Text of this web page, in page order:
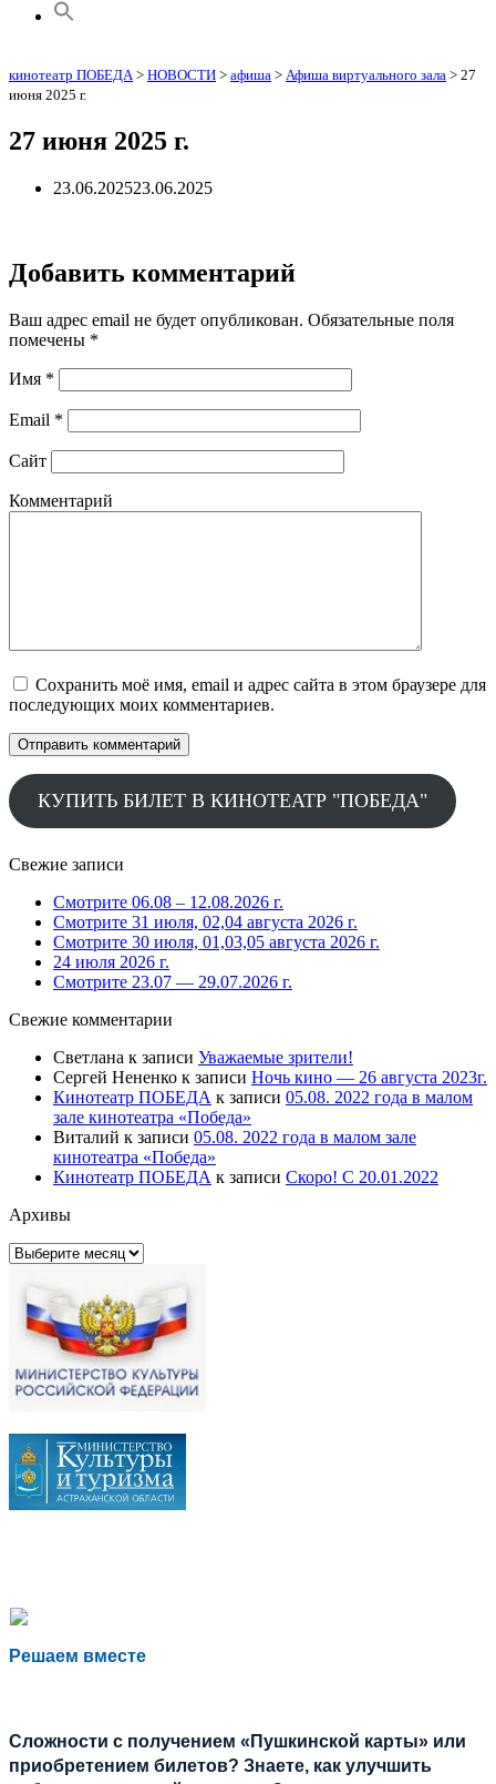
кинотеатр ПОБЕДА> НОВОСТИ > афиша > Афиша виртуального зала > 27
июня 2025 г.
27 июня 2025 г.
23.06.202523.06.2025
Добавить комментарий
Ваш адрес email не будет опубликован. Обязательные поля
помечены *
Имя *
Email *
Сайт
Комментарий
Сохранить моё имя, email и адрес сайта в этом браузере для
последующих моих комментариев.
КУПИТЬ БИЛЕТ В КИНОТЕАТР "ПОБЕДА"
Свежие записи
Смотрите 06.08 – 12.08.2026 г.
Смотрите 31 июля, 02,04 августа 2026 г.
Смотрите 30 июля, 01,03,05 августа 2026 г.
24 июля 2026 г.
Смотрите 23.07 — 29.07.2026 г.
Свежие комментарии
Светлана к записи Уважаемые зрители!
Сергей Нененко к записи Ночь кино — 26 августа 2023г.
Кинотеатр ПОБЕДА к записи 05.08. 2022 года в малом
зале кинотеатра «Победа»
Виталий к записи 05.08. 2022 года в малом зале
кинотеатра «Победа»
Кинотеатр ПОБЕДА к записи Скоро! С 20.01.2022
Архивы
Архивы
Решаем вместе
Сложности с получением «Пушкинской карты» или
приобретением билетов? Знаете, как улучшить